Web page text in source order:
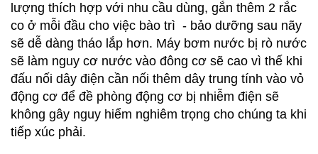
lượng thích hợp với nhu cầu dùng, gắn thêm 2 rắc
co ở mỗi đầu cho việc bào trì - bảo dưỡng sau nãy
sẽ dễ dàng tháo lắp hơn. Máy bơm nước bị rò nước
sẽ làm nguy cơ nước vào đông cơ sẽ cao vì thế khi
đấu nối dây điện cần nối thêm dây trung tính vào vỏ
động cơ để đề phòng động cơ bị nhiễm điện sẽ
không gây nguy hiểm nghiêm trọng cho chúng ta khi
tiếp xúc phải.